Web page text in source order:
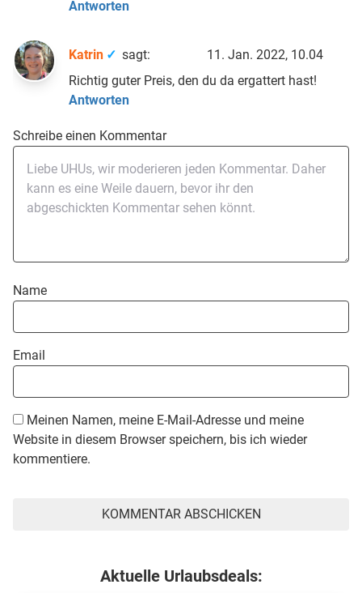
Antworten
Katrin sagt:
11. Jan. 2022, 10.04
Richtig guter Preis, den du da ergattert hast!
Antworten
Schreibe einen Kommentar
Name
Email
Meinen Namen, meine E-Mail-Adresse und meine
Website in diesem Browser speichern, bis ich wieder
kommentiere.
Aktuelle Urlaubsdeals: